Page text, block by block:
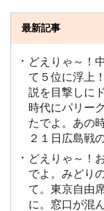
最新記事
どえりゃ～！
て５位に浮上
説を目撃しに
時代にパリー
たでよ。あの
２１日広島戦
どえりゃ～！
でよ。みどり
て。東京自由
に。窓口が混